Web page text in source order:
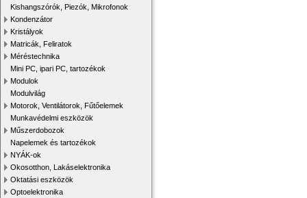
Kishangszórók, Piezók, Mikrofonok
Kondenzátor
Kristályok
Matricák, Feliratok
Méréstechnika
Mini PC, ipari PC, tartozékok
Modulok
Modulvilág
Motorok, Ventilátorok, Fűtőelemek
Munkavédelmi eszközök
Műszerdobozok
Napelemek és tartozékok
NYÁK-ok
Okosotthon, Lakáselektronika
Oktatási eszközök
Optoelektronika